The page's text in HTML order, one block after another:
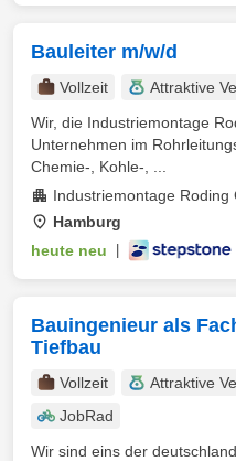
Bauleiter m/w/d
Vollzeit
Attraktive
Wir, die Industriemontage
Unternehmen im
Chemie-, Kohle-, ...
Industriemontage Roding
Hamburg
heute neu
Bauingenieur als
Tiefbau
Vollzeit Attraktive
JobRad
Wir sind eins der